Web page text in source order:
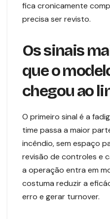
fica cronicamente
precisa ser revisto.
Os sinais
que o
chegou ao
O primeiro sinal é a
time passa a maior
incêndio, sem espaço
revisão de controles e
a operação entra em
costuma reduzir a
erro e gerar turnover.